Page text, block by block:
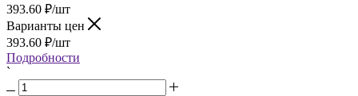
393.60 ₽/шт
Варианты цен
393.60 ₽/шт
Подробности
`